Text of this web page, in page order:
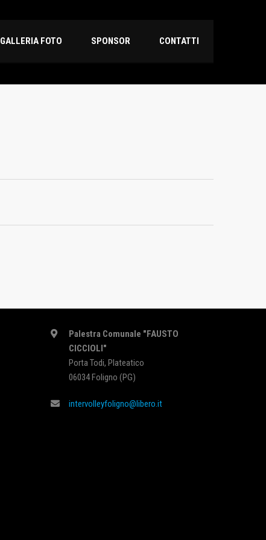
GALLERIA FOTO SPONSOR CONTATTI
Palestra Comunale "FAUSTO
CICCIOLI"
Porta Todi, Plateatico
06034 Foligno (PG)
intervolleyfoligno@libero.it